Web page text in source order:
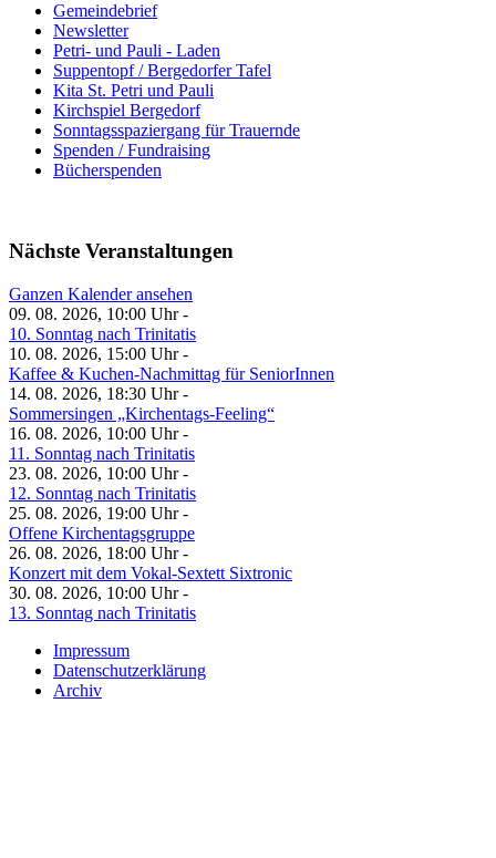
Gemeindebrief
Newsletter
Petri- und Pauli - Laden
Suppentopf / Bergedorfer Tafel
Kita St. Petri und Pauli
Kirchspiel Bergedorf
Sonntagsspaziergang für Trauernde
Spenden / Fundraising
Bücherspenden
Nächste Veranstaltungen
Ganzen Kalender ansehen
09. 08. 2026, 10:00 Uhr -
10. Sonntag nach Trinitatis
10. 08. 2026, 15:00 Uhr -
Kaffee & Kuchen-Nachmittag für SeniorInnen
14. 08. 2026, 18:30 Uhr -
Sommersingen „Kirchentags-Feeling“
16. 08. 2026, 10:00 Uhr -
11. Sonntag nach Trinitatis
23. 08. 2026, 10:00 Uhr -
12. Sonntag nach Trinitatis
25. 08. 2026, 19:00 Uhr -
Offene Kirchentagsgruppe
26. 08. 2026, 18:00 Uhr -
Konzert mit dem Vokal-Sextett Sixtronic
30. 08. 2026, 10:00 Uhr -
13. Sonntag nach Trinitatis
Impressum
Datenschutzerklärung
Archiv